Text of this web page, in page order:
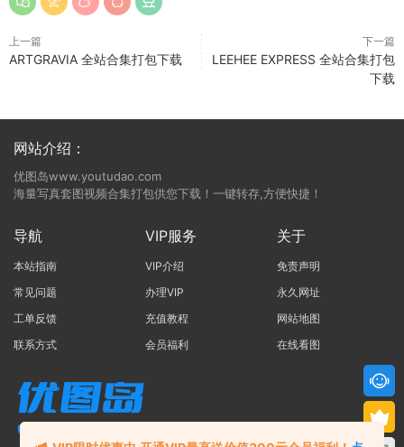
上一篇
ARTGRAVIA 全站合集打包下载
下一篇
LEEHEE EXPRESS 全站合集打包
下载
网站介绍：
优图岛www.youtudao.com
海量写真套图视频合集打包供您下载！一键转存,方便快捷！
导航
本站指南
常见问题
工单反馈
联系方式
VIP服务
VIP介绍
办理VIP
充值教程
会员福利
关于
免责声明
永久网址
网站地图
在线看图